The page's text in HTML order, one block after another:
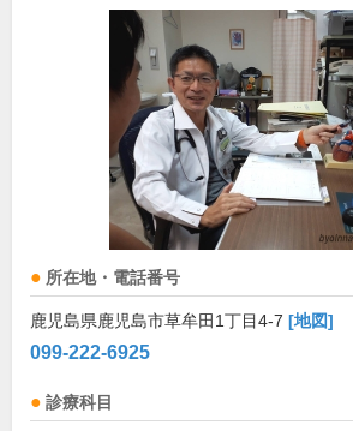
所在地・電話番号
鹿児島県鹿児島市草牟田1丁目4-7 [地図]
099-222-6925
診療科目